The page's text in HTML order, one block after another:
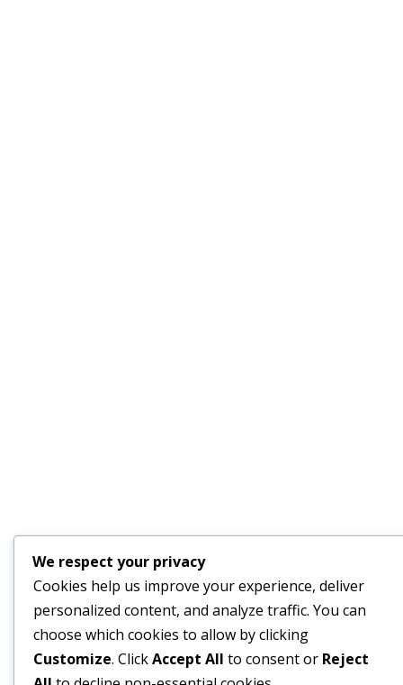
We respect your privacy
Cookies help us improve your experience, deliver
personalized content, and analyze traffic. You can
choose which cookies to allow by clicking
Customize. ClickAccept All to consent or Reject